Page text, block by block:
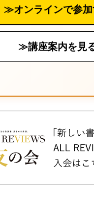
≫オンラインで参加
≫講座案内を見